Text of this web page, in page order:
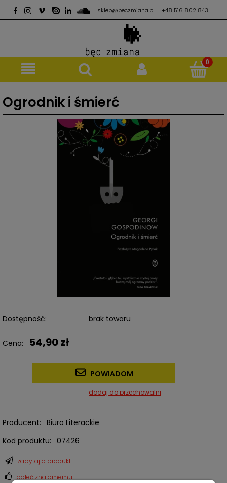
sklep@beczmiana.pl +48 516 802 843
Ogrodnik i śmierć
Dostępność: brak towaru
Cena: 54,90 zł
POWIADOM
dodaj do przechowalni
Producent: Biuro Literackie
Kod produktu: 07426
zapytaj o produkt
poleć znajomemu